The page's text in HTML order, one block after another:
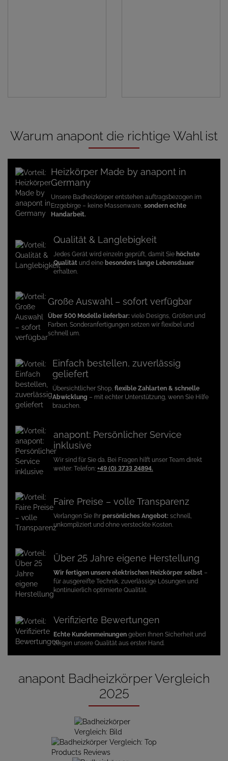
Warum anapont die richtige Wahl ist
Heizkörper Made by anapont in
Germany
Unsere Badheizkörper entstehen auftragsbezogen im
Erzgebirge – keine Massenware, sondern echte
Handarbeit.
Qualität & Langlebigkeit
Jedes Gerät wird einzeln geprüft, damit Sie höchste
Qualität und eine besonders lange Lebensdauer
erhalten.
Große Auswahl – sofort verfügbar
Über 500 Modelle lieferbar: viele Designs, Größen und
Farben. Sonderanfertigungen setzen wir flexibel und
schnell um.
Einfach bestellen, zuverlässig
geliefert
Übersichtlicher Shop, flexible Zahlarten & schnelle
Abwicklung – mit echter Unterstützung, wenn Sie Hilfe
brauchen.
anapont: Persönlicher Service
inklusive
Wir sind für Sie da. Bei Fragen hilft unser Team direkt
weiter: Telefon: +49 (0) 3733 24894.
Faire Preise – volle Transparenz
Verlangen Sie Ihr persönliches Angebot: schnell,
unkompliziert und ohne versteckte Kosten.
Über 25 Jahre eigene Herstellung
Wir fertigen unsere elektrischen Heizkörper selbst –
für ausgereifte Technik, zuverlässige Lösungen und
kontinuierlich optimierte Qualität.
Verifizierte Bewertungen
Echte Kundenmeinungen geben Ihnen Sicherheit und
zeigen unsere Qualität aus erster Hand.
anapont Badheizkörper Vergleich
2025